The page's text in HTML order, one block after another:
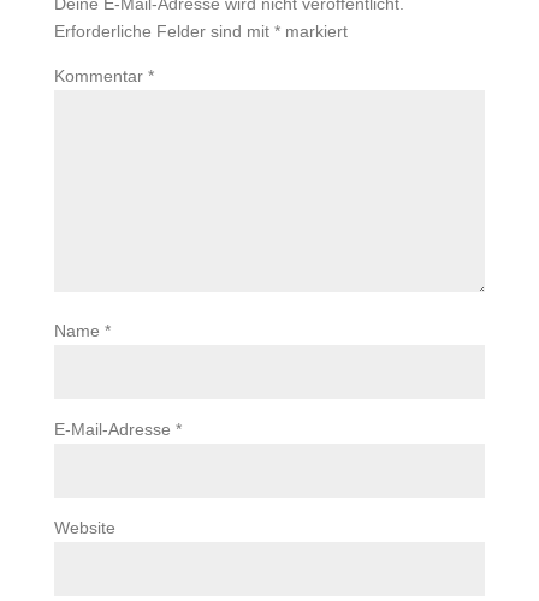
Erforderliche Felder sind mit *markiert
Kommentar *
Name *
E-Mail-Adresse *
Website